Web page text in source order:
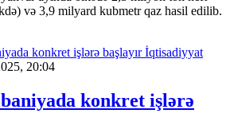
və 3,9 milyard kubmetr qaz hasil edilib.
İqtisadiyyat
20:04
konkret işlərə